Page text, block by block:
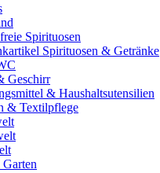
Spirituosen
Spirituosen & Getränke
Geschirr
& Haushaltsutensilien
& Textilpflege